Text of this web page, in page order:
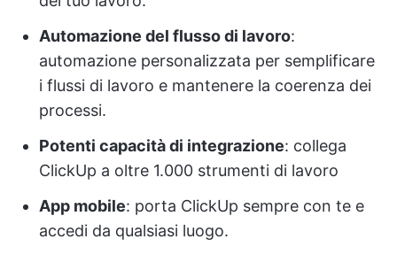
Automazione del flusso di lavoro:
automazione personalizzata per semplificare
i flussi di lavoro e mantenere la coerenza dei
processi.
Potenti capacità di integrazione: collega
ClickUp a oltre 1.000 strumenti di lavoro
App mobile: porta ClickUp sempre con te e
accedi da qualsiasi luogo.